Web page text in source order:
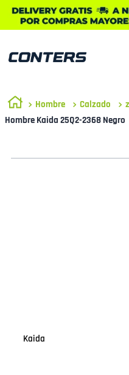
Hombre Calzado
Hombre Kaida 25Q2-2368 Negro
Kaida